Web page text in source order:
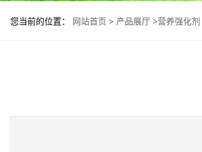
您当前的位置： 网站首页 > 产品展厅 >营养强化剂